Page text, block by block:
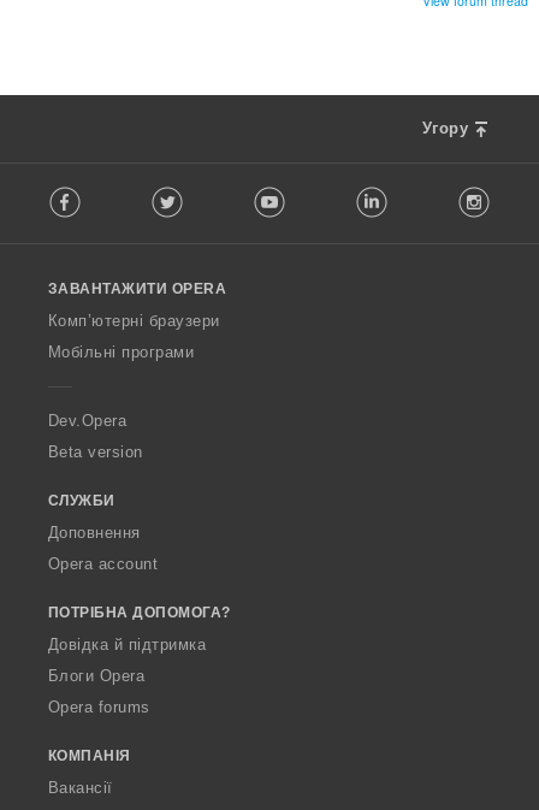
Угору
o
w
O
p
a
Facebook Twitter Youtube LinkedIn
ЗАВАНТАЖИТИ OPERA
Комп’ютерні браузери
Мобільні програми
Dev.Opera
Beta version
СЛУЖБИ
Доповнення
Opera account
ПОТРІБНА ДОПОМОГА?
Довідка й підтримка
Блоги Opera
Opera forums
КОМПАНІЯ
Вакансії